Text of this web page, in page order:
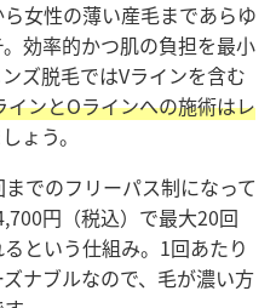
女性の薄い産毛まであらゆ
効率的かつ肌の負担を最小
ンズ脱毛ではVラインを含む
インとOラインへの施術はレ
ょう。
でのフリーパス制になって
円（税込）で最大20回
という仕組み。1回あたり
ナブルなので、毛が濃い方